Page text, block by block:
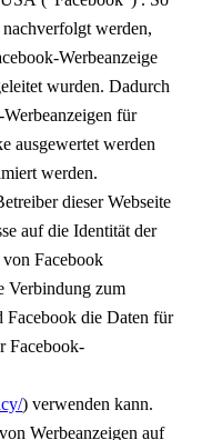
werden,
Werbeanzeige
wurden. Dadurch
für
ausgewertet werden
werden.
dieser Webseite
auf die Identität der
Facebook
Verbindung zum
die Daten für
Facebook-
) verwenden kann.
Werbeanzeigen auf